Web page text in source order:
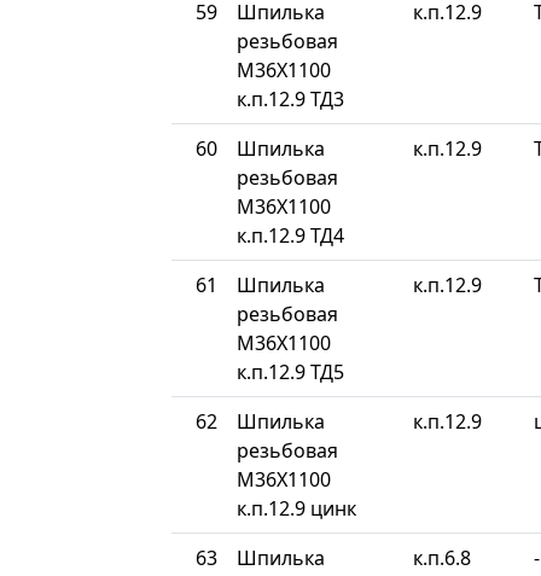
59
Шпилька
резьбовая
М36Х1100
к.п.12.9 ТД3
к.п.12.9
60
Шпилька
резьбовая
М36Х1100
к.п.12.9 ТД4
к.п.12.9
61
Шпилька
резьбовая
М36Х1100
к.п.12.9 ТД5
к.п.12.9
62
Шпилька
резьбовая
М36Х1100
к.п.12.9 цинк
к.п.12.9
63
Шпилька
к.п.6.8 -